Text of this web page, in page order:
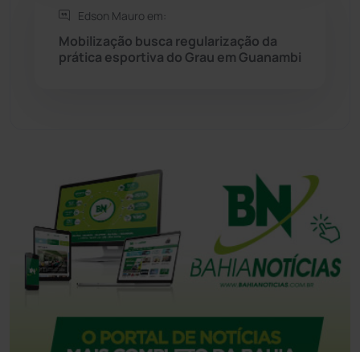
Tecnologia
Urandi (158)
Edson Mauro em:
Mobilização busca regularização da
prática esportiva do Grau em Guanambi